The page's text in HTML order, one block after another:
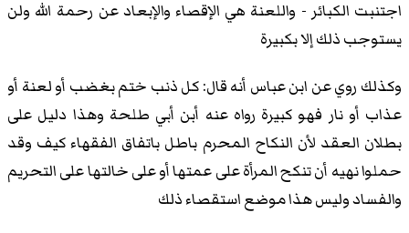
اجتنبت الكبائر - واللعنة هي الإقصاء والإبعاد عن رحمة الله ولن
يستوجب ذلك إلا بكبيرة
وكذلك روي عن ابن عباس أنه قال: كل ذنب ختم بغضب أو لعنة أو
عذاب أو نار فهو كبيرة رواه عنه أبن أبي طلحة وهذا دليل على
بطلان العقد لأن النكاح المحرم باطل باتفاق الفقهاء كيف وقد
حملوا نهيه أن تنكح المرأة على عمتها أو على خالتها على التحريم
والفساد وليس هذا موضع استقصاء ذلك